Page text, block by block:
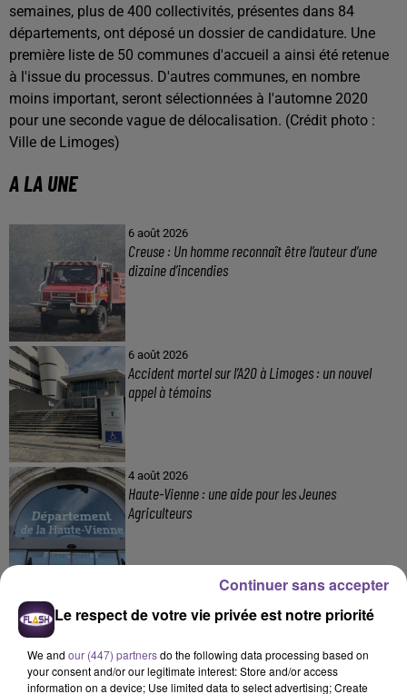
semaines, plus de 400 collectivités, présentes dans 84
départements, ont déposé un dossier de candidature. Une
première liste de 50 communes d'accueil a ainsi été retenue
à l'issue du processus. D'autres communes, en nombre
moins important, seront sélectionnées à l'automne 2020
pour une seconde vague de délocalisation. (Crédit photo :
Ville de Limoges)
A LA UNE
6 août 2026
Creuse : Un homme reconnaît être l’auteur d’une
dizaine d’incendies
6 août 2026
Accident mortel sur l’A20 à Limoges : un nouvel
appel à témoins
4 août 2026
Haute-Vienne : une aide pour les Jeunes
Agriculteurs
Un appel à témoins à la suite d’un accident sur l’A20
Le respect de votre vie privée est notre priorité
We and our (447) partnersdo the following data processing based on
your consent and/or our legitimate interest: Store and/or access
information on a device; Use limited data to select advertising; Create
Continuer sans accepter